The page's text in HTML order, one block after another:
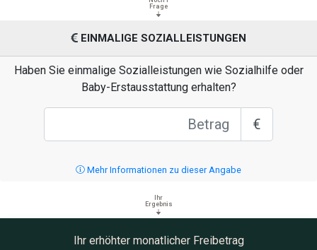
Frage
EINMALIGE SOZIALLEISTUNGEN
Haben Sie einmalige Sozialleistungen wie Sozialhilfe oder
Baby-Erstausstattung erhalten?
€
Mehr Informationen zu dieser Angabe
Ihr
Ergebnis
Ihr erhöhter monatlicher Freibetrag